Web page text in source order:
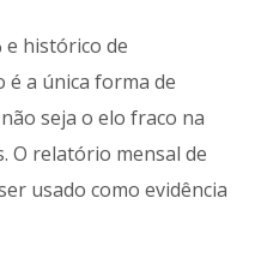
e histórico de
é a única forma de
seja o elo fraco na
O relatório mensal de
usado como evidência